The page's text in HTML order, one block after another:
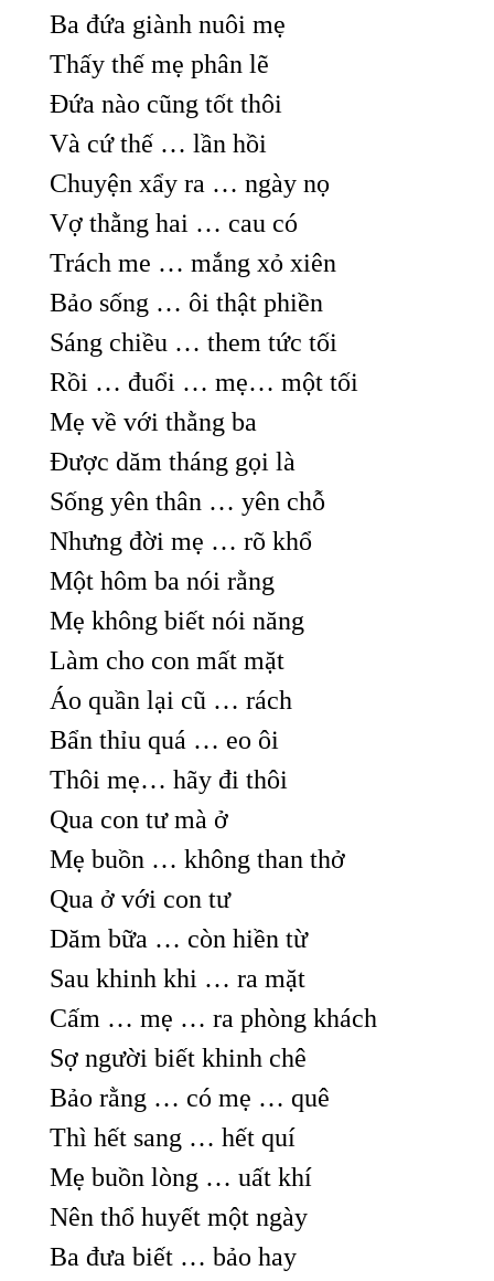
Ba đứa giành nuôi mẹ
Thấy thế mẹ phân lẽ
Đứa nào cũng tốt thôi
Và cứ thế … lần hồi
Chuyện xẩy ra … ngày nọ
Vợ thằng hai … cau có
Trách me … mắng xỏ xiên
Bảo sống … ôi thật phiền
Sáng chiều … them tức tối
Rồi … đuổi … mẹ… một tối
Mẹ về với thằng ba
Được dăm tháng gọi là
Sống yên thân … yên chỗ
Nhưng đời mẹ … rõ khổ
Một hôm ba nói rằng
Mẹ không biết nói năng
Làm cho con mất mặt
Áo quần lại cũ … rách
Bẩn thỉu quá … eo ôi
Thôi mẹ… hãy đi thôi
Qua con tư mà ở
Mẹ buồn … không than thở
Qua ở với con tư
Dăm bữa … còn hiền từ
Sau khinh khi … ra mặt
Cấm … mẹ … ra phòng khách
Sợ người biết khinh chê
Bảo rằng … có mẹ … quê
Thì hết sang … hết quí
Mẹ buồn lòng … uất khí
Nên thổ huyết một ngày
Ba đưa biết … bảo hay